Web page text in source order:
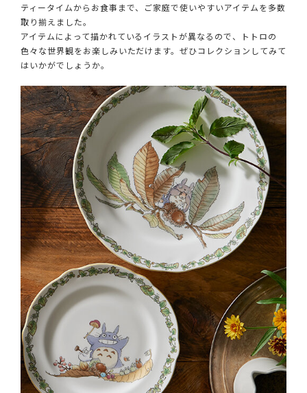
ティータイムからお食事まで、ご家庭で使いやすいアイテムを多数
取り揃えました。
アイテムによって描かれているイラストが異なるので、トトロの
色々な世界観をお楽しみいただけます。ぜひコレクションしてみて
はいかがでしょうか。